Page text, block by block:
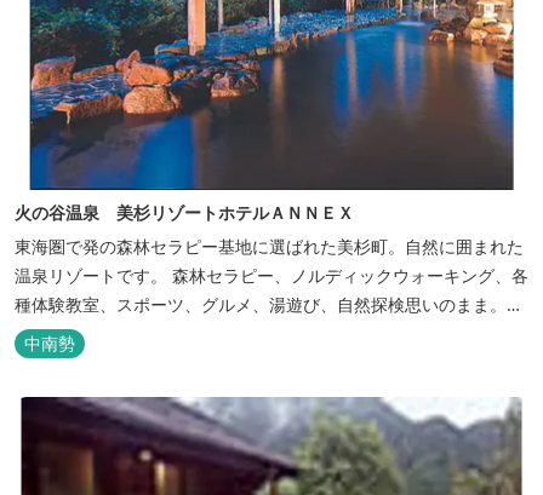
火の谷温泉 美杉リゾートホテルＡＮＮＥＸ
東海圏で発の森林セラピー基地に選ばれた美杉町。自然に囲まれた
温泉リゾートです。 森林セラピー、ノルディックウォーキング、各
種体験教室、スポーツ、グルメ、湯遊び、自然探検思いのまま。思
いきり遊んだ後は温泉でゆったり、のんびり。お料理は和洋バイキ
ングに豪華会席料理。バイキングでは、毎日餅つき、夏は流しそう
めん等のイベントも開催しています。 ５つの貸切風呂に、展望風呂
付き客室、露天風呂・ジ...
中南勢